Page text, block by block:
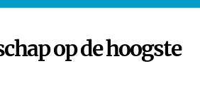
op de hoogste